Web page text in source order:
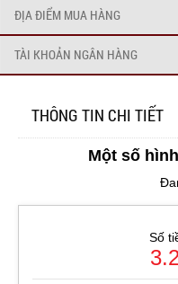
ĐỊA ĐIỂM MUA HÀNG
TÀI KHOẢN NGÂN HÀNG
THÔNG TIN CHI TIẾT
Một số
Số